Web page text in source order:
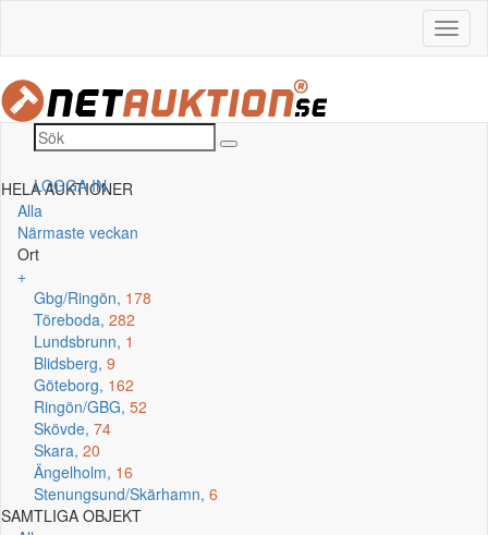
LOGGA IN
HELA AUKTIONER
Alla
Närmaste veckan
Ort
+
Gbg/Ringön, 178
Töreboda, 282
Lundsbrunn, 1
Blidsberg, 9
Göteborg, 162
Ringön/GBG, 52
Skövde, 74
Skara, 20
Ängelholm, 16
Stenungsund/Skärhamn, 6
SAMTLIGA OBJEKT